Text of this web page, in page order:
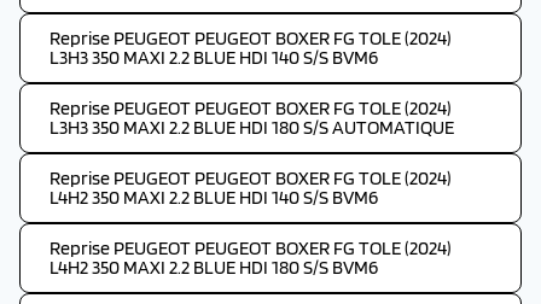
Reprise PEUGEOT PEUGEOT BOXER FG TOLE (2024)
L3H3 350 MAXI 2.2 BLUE HDI 140 S/S BVM6
Reprise PEUGEOT PEUGEOT BOXER FG TOLE (2024)
L3H3 350 MAXI 2.2 BLUE HDI 180 S/S AUTOMATIQUE
Reprise PEUGEOT PEUGEOT BOXER FG TOLE (2024)
L4H2 350 MAXI 2.2 BLUE HDI 140 S/S BVM6
Reprise PEUGEOT PEUGEOT BOXER FG TOLE (2024)
L4H2 350 MAXI 2.2 BLUE HDI 180 S/S BVM6